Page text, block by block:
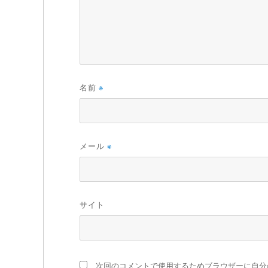
名前 ※
メール ※
サイト
次回のコメントで使用するためブラウザーに自